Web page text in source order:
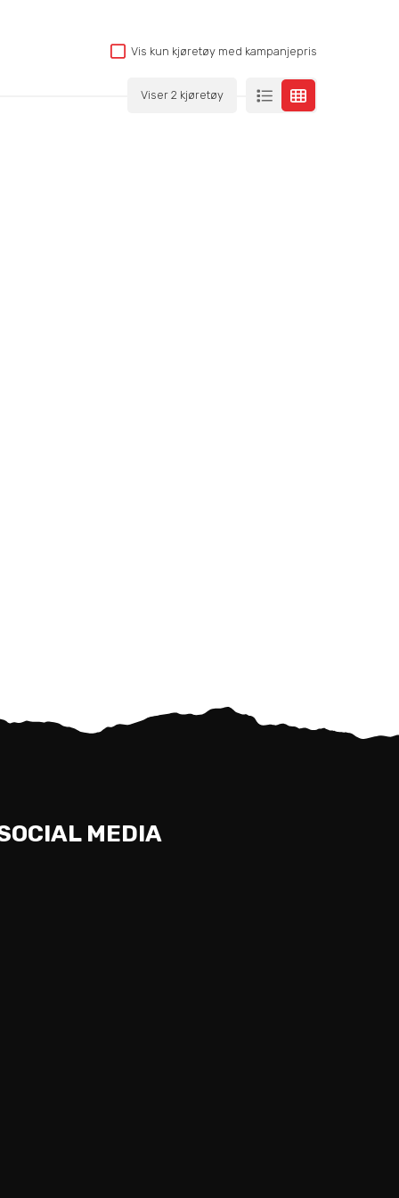
Vis kun kjøretøy med kampanjepris
Viser 2 kjøretøy
MEDIA